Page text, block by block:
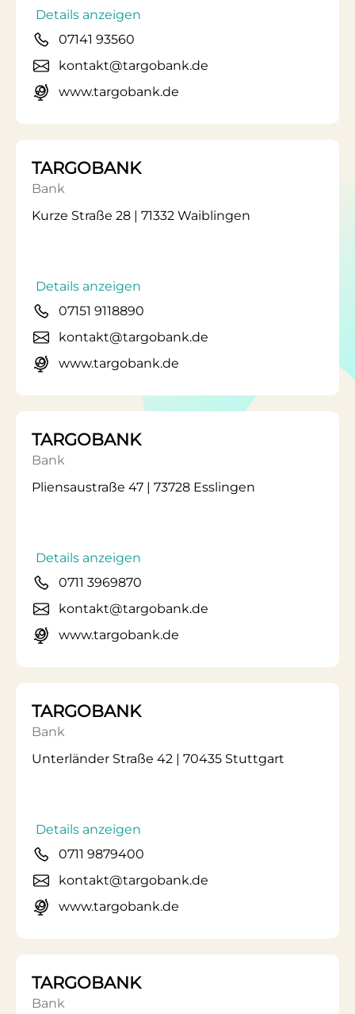
Details anzeigen
07141 93560
kontakt@targobank.de
www.targobank.de
TARGOBANK
Bank
Kurze Straße 28 | 71332 Waiblingen
Details anzeigen
07151 9118890
kontakt@targobank.de
www.targobank.de
TARGOBANK
Bank
Pliensaustraße 47 | 73728 Esslingen
Details anzeigen
0711 3969870
kontakt@targobank.de
www.targobank.de
TARGOBANK
Bank
Unterländer Straße 42 | 70435 Stuttgart
Details anzeigen
0711 9879400
kontakt@targobank.de
www.targobank.de
TARGOBANK
Bank